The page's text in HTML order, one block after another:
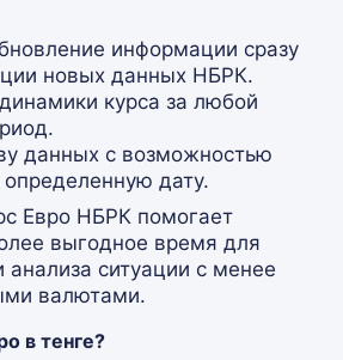
информации сразу
новых данных НБРК.
курса за любой
данных с возможностью
определенную дату.
Евро НБРК помогает
выгодное время для
анализа ситуации с менее
валютами.
в тенге?